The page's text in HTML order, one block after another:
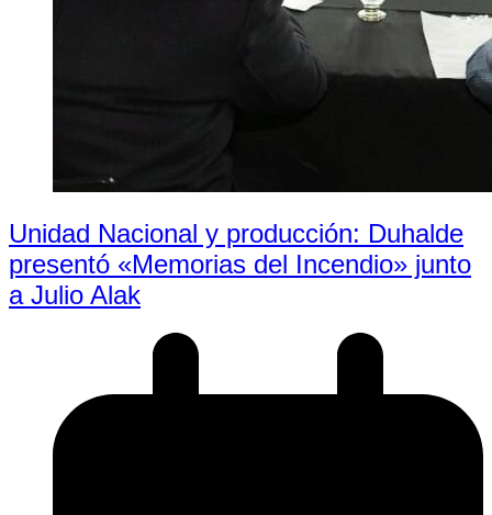
Unidad Nacional y producción: Duhalde
presentó «Memorias del Incendio» junto
a Julio Alak